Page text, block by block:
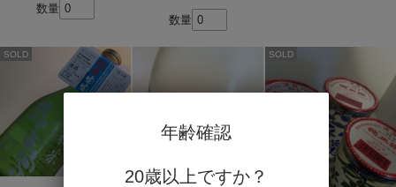
数量
数量
SOLD SOLD
年齢確認
20歳以上ですか？